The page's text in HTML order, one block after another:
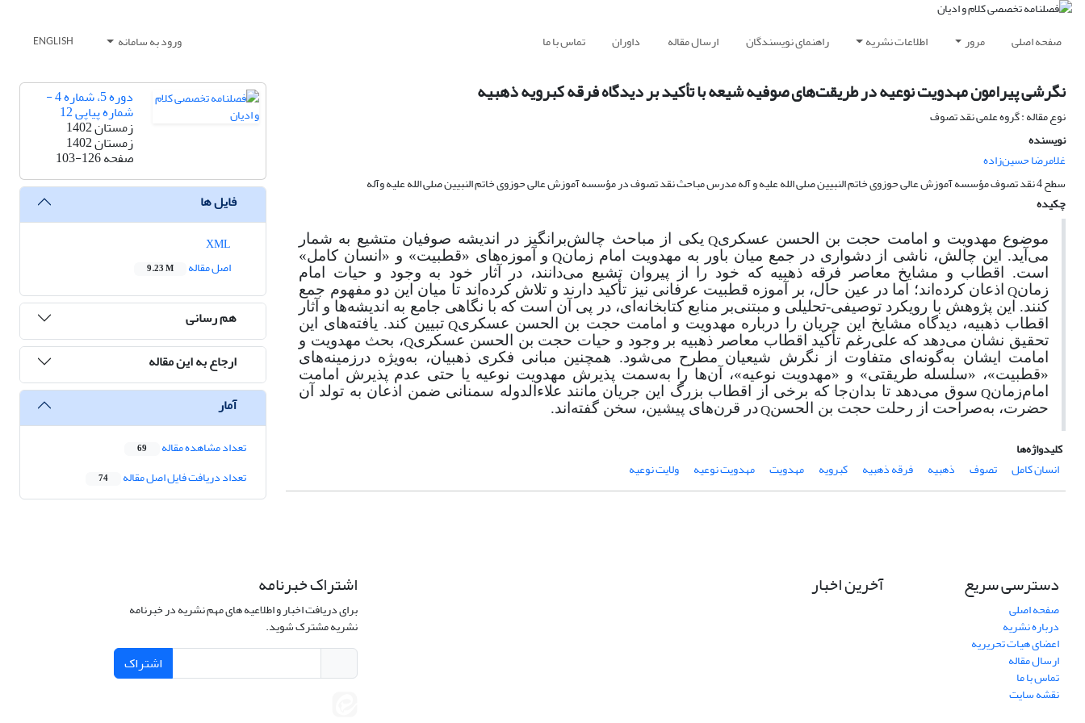
صفحه اصلی مرور اطلاعات نشریه راهنمای نویسندگان ارسال مقاله داوران تماس با ما ورود به سامانه ENGLISH
نگرشی پیرامون مهدویت نوعیه در طریقت‌های صوفیه شیعه با تأکید بر دیدگاه فرقه کبرویه ذهبیه
نوع مقاله : گروه علمی نقد تصوف
نویسنده
غلامرضا حسین‌زاده
سطح 4 نقد تصوف مؤسسه آموزش عالی حوزوی خاتم النبیین صلی الله علیه و آله مدرس مباحث نقد تصوف در مؤسسه آموزش عالی حوزوی خاتم النبیین صلی الله علیه وآله
چکیده
موضوع مهدویت و امامت حجت بن الحسن عسکریQ یکی از مباحث چالش‌برانگیز در اندیشه صوفیان متشیع به شمار
می‌آید. این چالش، ناشی از دشواری در جمع میان باور به مهدویت امام زمانQ و آموزه‌های «قطبیت» و «انسان کامل»
است. اقطاب و مشایخ معاصر فرقه ذهبیه که خود را از پیروان تشیع می‌دانند، در آثار خود به وجود و حیات امام
زمانQ اذعان کرده‌اند؛ اما در عین حال، بر آموزه قطبیت عرفانی نیز تأکید دارند و تلاش کرده‌اند تا میان این دو مفهوم جمع
کنند. این پژوهش با رویکرد توصیفی-تحلیلی و مبتنی‌بر منابع کتابخانه‌ای، در پی آن است که با نگاهی جامع به اندیشه‌ها و آثار
اقطاب ذهبیه، دیدگاه مشایخ این جریان را درباره مهدویت و امامت حجت بن الحسن عسکریQ تبیین کند. یافته‌های این
تحقیق نشان می‌دهد که علی‌رغم تأکید اقطاب معاصر ذهبیه بر وجود و حیات حجت بن الحسن عسکریQ، بحث مهدویت و
امامت ایشان بهگونه‌ای متفاوت از نگرش شیعیان مطرح می‌شود. همچنین مبانی فکری ذهبیان، بهویژه درزمینه‌های
«قطبیت»، «سلسله طریقتی» و «مهدویت نوعیه»، آن‌ها را بهسمت پذیرش مهدویت نوعیه یا حتی عدم پذیرش امامت
امام‌زمانQ سوق می‌دهد تا بدانجا که برخی از اقطاب بزرگ این جریان مانند علاء الدوله سمنانی ضمن اذعان به تولد آن
حضرت، بهصراحت از رحلت حجت بن الحسنQدر قرن‌های پیشین، سخن گفته اند.
کلیدواژه‌ها
انسان کامل
تصوف ذهبیه فرقه ذهبیه کبرویه مهدویت مهدویت نوعیه ولایت نوعیه
دوره 5، شماره 4 -
شماره پیاپی 12
زمستان 1402
زمستان 1402
صفحه103-126
فایل ها
اصل مقاله
9.23 M
هم رسانی
ارجاع به این مقاله
آمار
تعداد مشاهده مقاله 69
تعداد دریافت فایل اصل مقاله 74
دسترسی سریع
صفحه اصلی
درباره نشریه
اعضای هیات تحریریه
ارسال مقاله
تماس با ما
نقشه سایت
آخرین اخبار اشتراک خبرنامه
برای دریافت اخبار و اطلاعیه های مهم نشریه در خبرنامه
نشریه مشترک شوید.
اشتراک